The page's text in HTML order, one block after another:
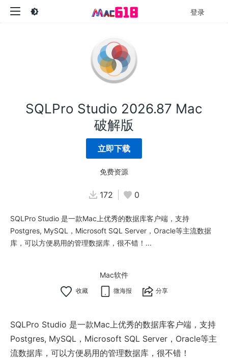
登录
SQLPro Studio 2026.87 Mac
破解版
立即下载
免费资源
172 0
SQLPro Studio 是一款Mac上优秀的数据库客户端，支持
Postgres, MySQL，Microsoft SQL Server，Oracle等主流数据
库，可以方便易用的管理数据库，很不错！...
Mac软件
微海报 分享
SQLPro Studio 是一款Mac上优秀的数据库客户端，支持
Postgres, MySQL，Microsoft SQL Server，Oracle等主
流数据库，可以方便易用的管理数据库，很不错！